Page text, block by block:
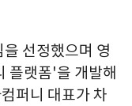
선정했으며 영
플랫폼'을 개발해
퍼니 대표가 차